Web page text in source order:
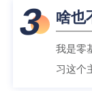
3 啥也
我是零
习这个